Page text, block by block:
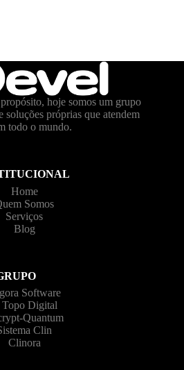
hoje somos um grupo
soluções próprias que atendem
todo o mundo.
Home
Somos
Serviços
Blog
Software
Digital
Quantum
Clin
Clinora